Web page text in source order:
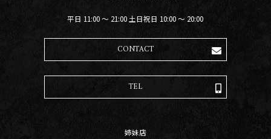
平日 11:00 〜 21:00 土日祝日 10:00 〜 20:00
CONTACT
TEL
姉妹店